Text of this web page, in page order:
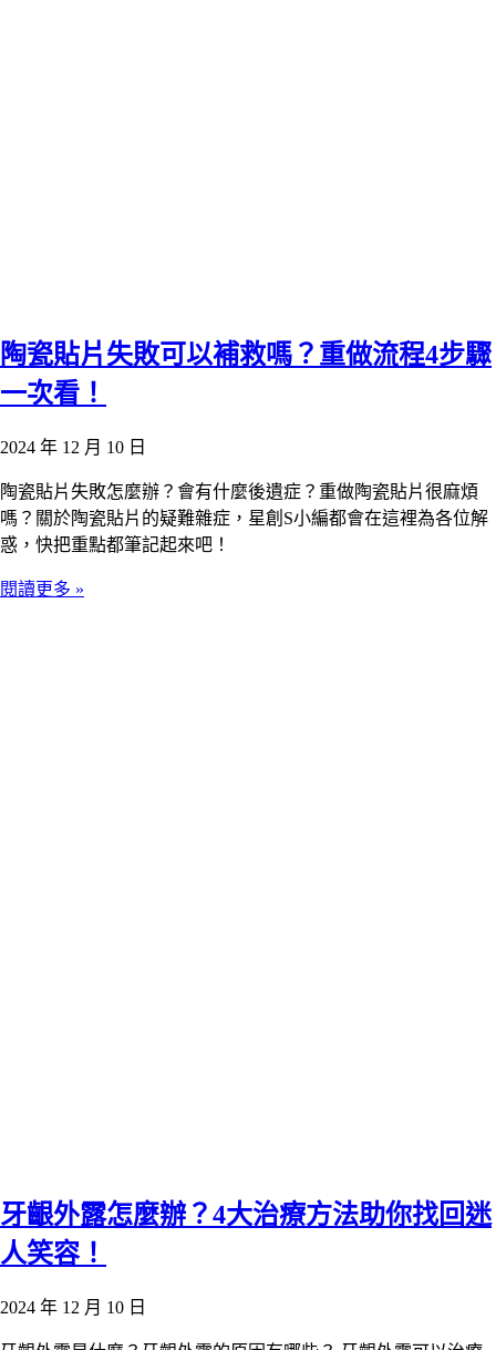
陶瓷貼片失敗可以補救嗎？重做流程4步驟
一次看！
2024 年 12 月 10 日
陶瓷貼片失敗怎麼辦？會有什麼後遺症？重做陶瓷貼片很麻煩
嗎？關於陶瓷貼片的疑難雜症，星創S小編都會在這裡為各位解
惑，快把重點都筆記起來吧！
閱讀更多 »
牙齦外露怎麼辦？4大治療方法助你找回迷
人笑容！
2024 年 12 月 10 日